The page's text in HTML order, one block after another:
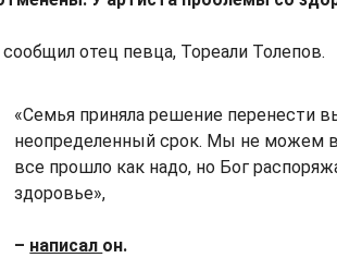
отец певца, Тореали Толепов.
«Семья приняла решение перенести
неопределенный срок. Мы не можем
все прошло как надо, но Бог
здоровье»,
– написал он.